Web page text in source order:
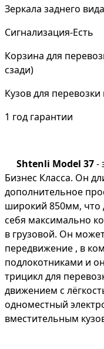
Зеркала заднего
Сигнализация-Есть
Корзина для
сзади)
Кузов для перевозки
1 год гарантии
Shtenli Model 37-
Бизнес Класса. Он
дополнительное
широкий 850мм, что
себя максимально
в грузовой. Он
передвижение , в
подлокотниками и
трицикл для
движением с
одноместный
вместительным